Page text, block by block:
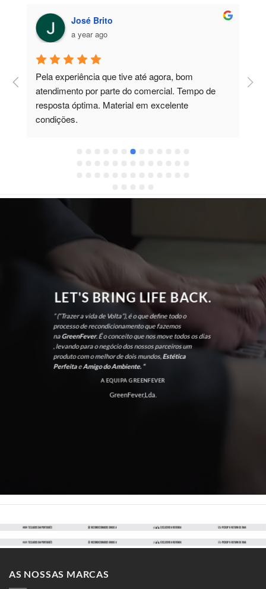
José Brito
a year ago
Pela experiência que tive até agora, bom
atendimento por parte do comercial. Tempo de
resposta óptima. Material em excelente
condições.
LET'S BRING LIFE BACK.
” (“Trazer a vida de Volta”), é o que define todo o
processo de recondicionamento que fazemos
naGreenFever. É o conceito que nos move todos os dias
, levando para o negócio dos nossos parceiros um
produto com o melhor de dois mundos,Estética
PerfeitaeAmigo do Ambiente. “
A EQUIPA GREENFEVER
GreenFever,Lda.
AS NOSSAS MARCAS